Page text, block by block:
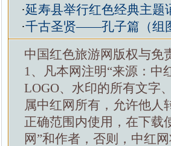
·延寿县举行红色经典主题
·千古圣贤——孔子篇（组
中国红色旅游网版权与免
1、凡本网注明“来源：中
LOGO、水印的所有文字
属中红网所有，允许他人
正确范围内使用，在下载
网”和作者，否则，中红